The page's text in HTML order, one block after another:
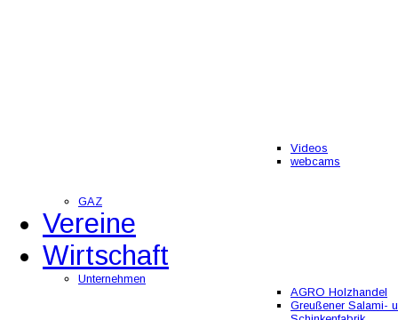
Videos
webcams
GAZ
Vereine
Wirtschaft
Unternehmen
AGRO Holzhandel
Greußener Salami-